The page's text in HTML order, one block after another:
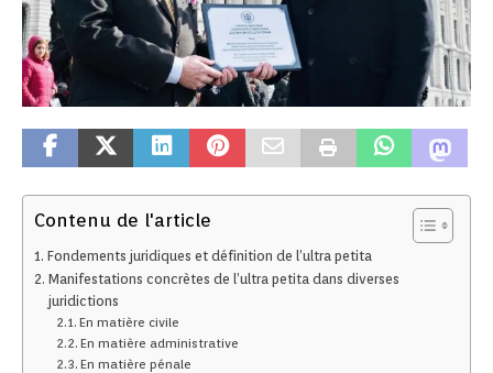
Contenu de l'article
Fondements juridiques et définition de l’ultra petita
Manifestations concrètes de l’ultra petita dans diverses
juridictions
En matière civile
En matière administrative
En matière pénale